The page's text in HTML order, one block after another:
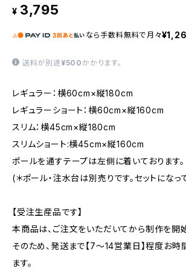
¥ 3,795
なら 手数料無料で 月々
送料が別途 ¥500 かかります。
レギュラー：横60cm×縦180cm
レギュラーショート：横60cm×縦160cm
スリム：横45cm×縦180cm
スリムショート:横45cm×縦160cm
ポールを通すテープは左側に着いております。
(＊ポール・注水台は別売りです。セットになっ
【受注生産品です】
本商品は、ご注文をいただいてから制作を開始
そのため、発送まで【7〜14営業日】程度お時
ます。